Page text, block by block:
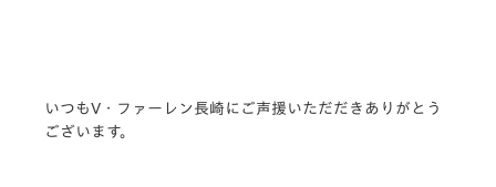
いつもV・ファーレン長崎にご声援いただだきありがとう
ございます。